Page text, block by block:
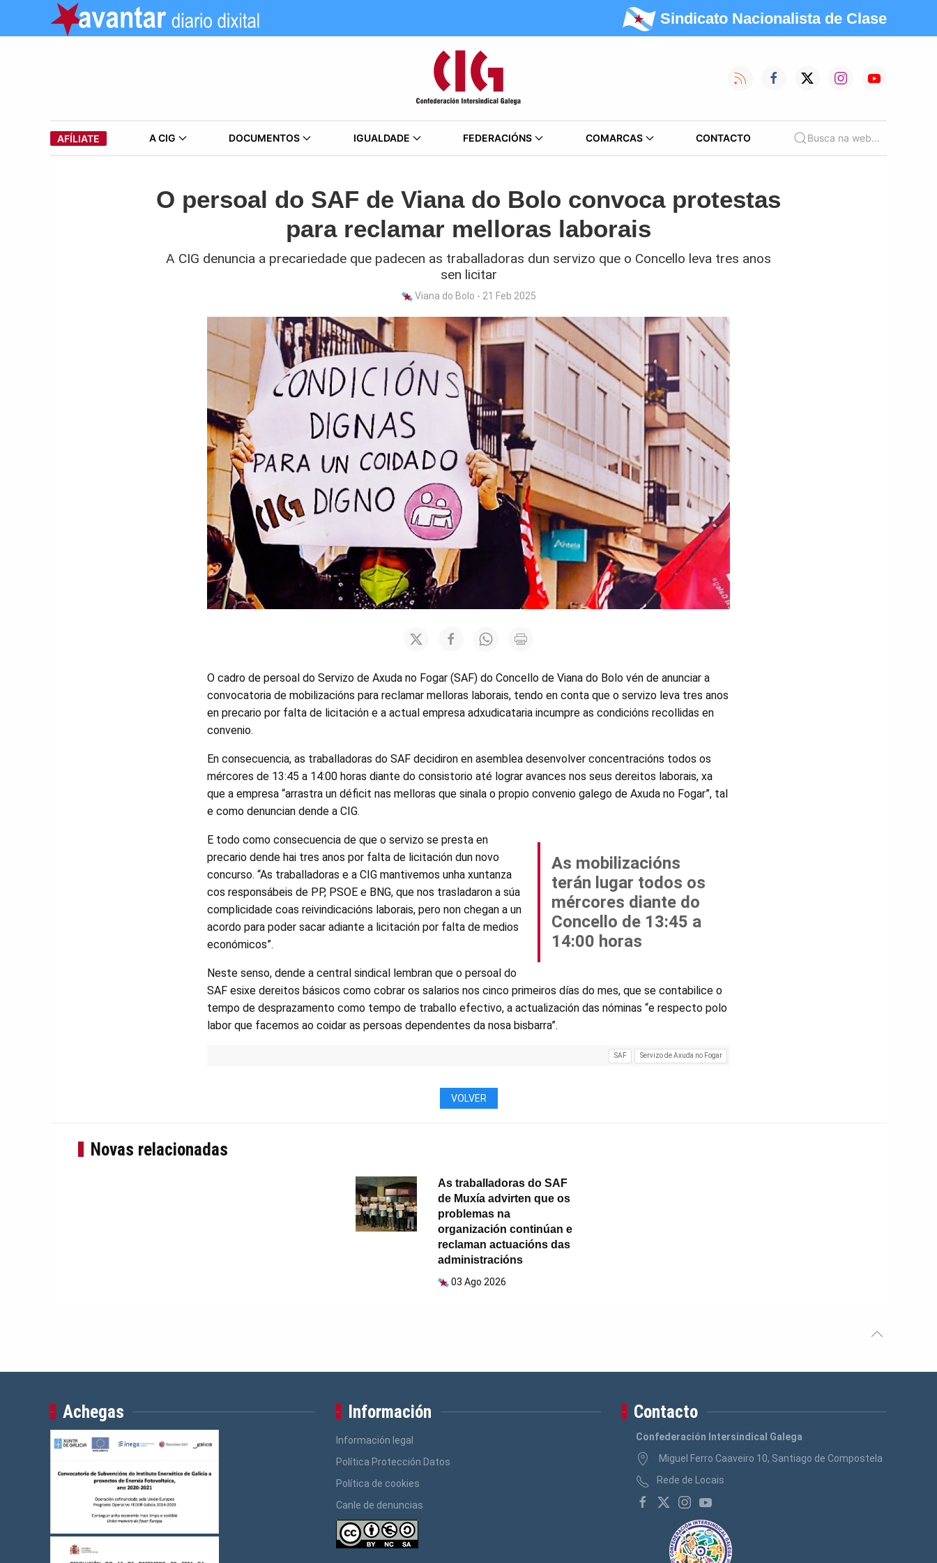
Sindicato Nacionalista de Clase
AFÍLIATE A CIG DOCUMENTOS IGUALDADE FEDERACIÓNS COMARCAS CONTACTO Busca na web...
O persoal do SAF de Viana do Bolo convoca protestas
para reclamar melloras laborais
A CIG denuncia a precariedade que padecen as traballadoras dun servizo que o Concello leva tres anos
sen licitar
Viana do Bolo - 21 Feb 2025
O cadro de persoal do Servizo de Axuda no Fogar (SAF) do Concello de Viana do Bolo vén de anunciar a
convocatoria de mobilizacións para reclamar melloras laborais, tendo en conta que o servizo leva tres anos
en precario por falta de licitación e a actual empresa adxudicataria incumpre as condicións recollidas en
convenio.
En consecuencia, as traballadoras do SAF decidiron en asemblea desenvolver concentracións todos os
mércores de 13:45 a 14:00 horas diante do consistorio até lograr avances nos seus dereitos laborais, xa
que a empresa “arrastra un déficit nas melloras que sinala o propio convenio galego de Axuda no Fogar”, tal
e como denuncian dende a CIG.
As mobilizacións
terán lugar todos os
mércores diante do
Concello de 13:45 a
14:00 horas
E todo como consecuencia de que o servizo se presta en
precario dende hai tres anos por falta de licitación dun novo
concurso. “As traballadoras e a CIG mantivemos unha xuntanza
cos responsábeis de PP, PSOE e BNG, que nos trasladaron a súa
complicidade coas reivindicacións laborais, pero non chegan a un
acordo para poder sacar adiante a licitación por falta de medios
económicos”.
Neste senso, dende a central sindical lembran que o persoal do
SAF esixe dereitos básicos como cobrar os salarios nos cinco primeiros días do mes, que se contabilice o
tempo de desprazamento como tempo de traballo efectivo, a actualización das nóminas “e respecto polo
labor que facemos ao coidar as persoas dependentes da nosa bisbarra”.
SAF Servizo de Axuda no Fogar
VOLVER
Novas relacionadas
As traballadoras do SAF
de Muxía advirten que os
problemas na
organización continúan e
reclaman actuacións das
administracións
03 Ago 2026
Achegas Información
Información legal
Política Protección Datos
Política de cookies
Canle de denuncias
Contacto
Confederación Intersindical Galega
Miguel Ferro Caaveiro 10, Santiago de Compostela
Rede de Locais